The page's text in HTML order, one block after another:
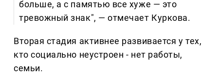
больше, а с памятью все хуже — это
тревожный знак", — отмечает Куркова.
Вторая стадия активнее развивается у тех,
кто социально неустроен - нет работы,
семьи.